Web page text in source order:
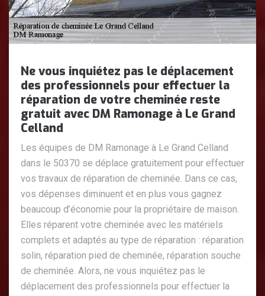
Ne vous inquiétez pas le déplacement
des professionnels pour effectuer la
réparation de votre cheminée reste
gratuit avec DM Ramonage à Le Grand
Celland
Les équipes de DM Ramonage à Le Grand Celland
dans le 50370 se déplace gratuitement pour effectuer
vos travaux de réparation de cheminée. Dans ce cas,
vos dépenses diminuent et en plus vous gagnez
beaucoup d’économie pour la propriétaire de maison.
Elles réparent votre cheminée avec les matériels
complets et adaptés au type de réparation : réparation
solin, réparation pied de cheminée, réparation souche
de cheminée. Alors, ne vous inquiétez pas le
déplacement des professionnels pour effectuer la